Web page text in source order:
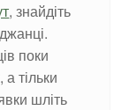
, знайдіть
поки
тільки
шліть